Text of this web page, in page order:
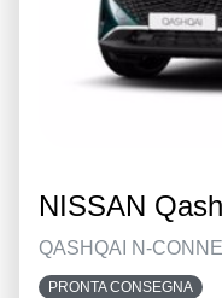
NISSAN
QASHQAI N-
PRONTA CONSEGNA